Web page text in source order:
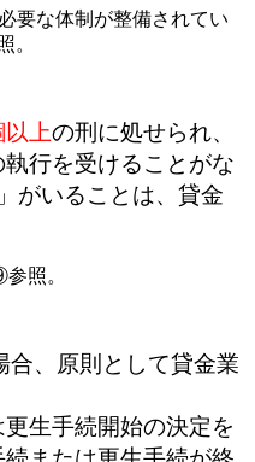
な体制が整備されてい
。
上の刑に処せられ、
行を受けることがな
」がいることは、貸金
照。
合、原則として貸金業
生手続開始の決定を